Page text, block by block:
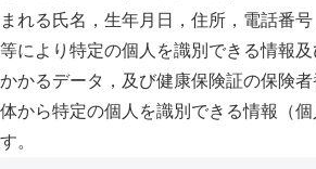
まれる氏名，生年月日，住所，電話番
等により特定の個人を識別できる情報
かかるデータ，及び健康保険証の保険
体から特定の個人を識別できる情報（
す。